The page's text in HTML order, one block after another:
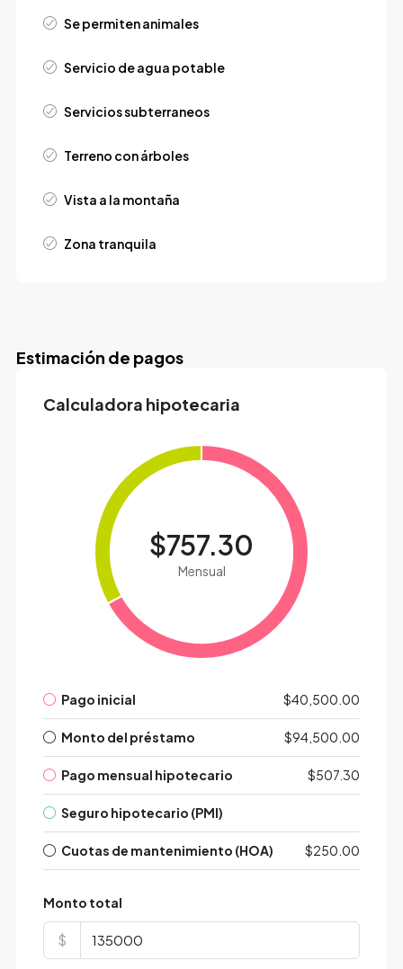
Se permiten animales
Servicio de agua potable
Servicios subterraneos
Terreno con árboles
Vista a la montaña
Zona tranquila
Estimación de pagos
Calculadora hipotecaria
$757.30
Mensual
Pago inicial $40,500.00
Monto del préstamo $94,500.00
Pago mensual hipotecario $507.30
Seguro hipotecario (PMI)
Cuotas de mantenimiento (HOA) $250.00
Monto total
$